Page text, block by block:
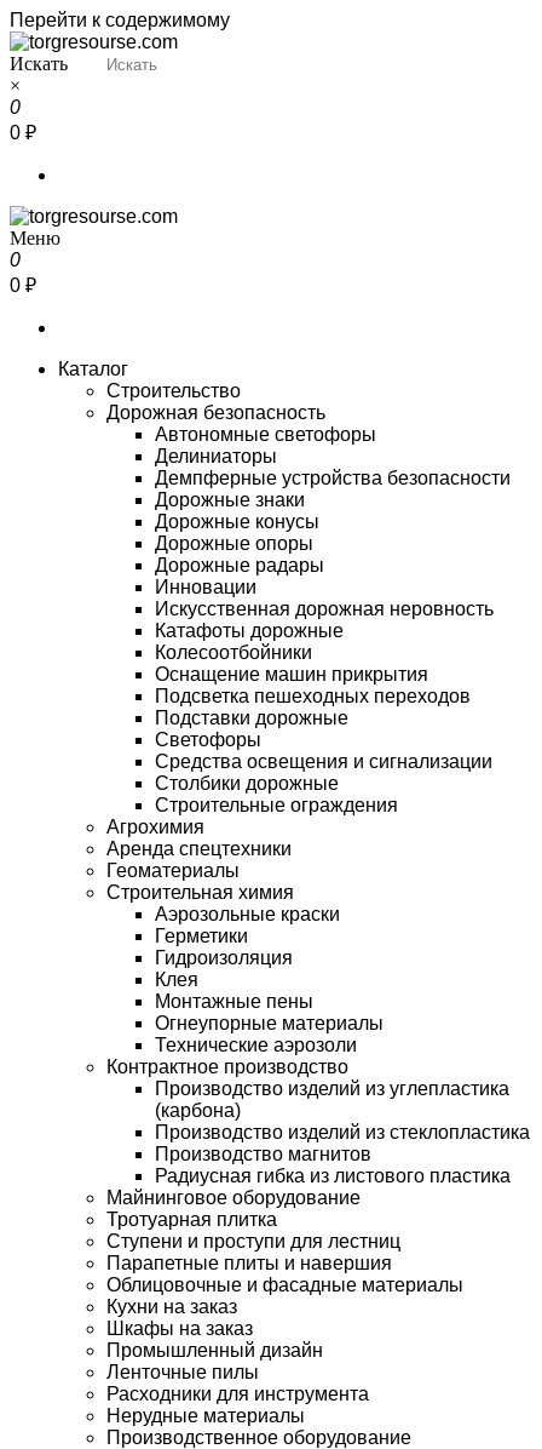
Перейти к содержимому
Torgresourse
Промышленный маркетплейс
Искать
×
0
0 ₽
Torgresourse
Промышленный маркетплейс
Меню
0
0 ₽
Каталог
Строительство
Дорожная безопасность
Автономные светофоры
Делиниаторы
Демпферные устройства безопасности
Дорожные знаки
Дорожные конусы
Дорожные опоры
Дорожные радары
Инновации
Искусственная дорожная неровность
Катафоты дорожные
Колесоотбойники
Оснащение машин прикрытия
Подсветка пешеходных переходов
Подставки дорожные
Светофоры
Средства освещения и сигнализации
Столбики дорожные
Строительные ограждения
Агрохимия
Аренда спецтехники
Геоматериалы
Строительная химия
Аэрозольные краски
Герметики
Гидроизоляция
Клея
Монтажные пены
Огнеупорные материалы
Технические аэрозоли
Контрактное производство
Производство изделий из углепластика
(карбона)
Производство изделий из стеклопластика
Производство магнитов
Радиусная гибка из листового пластика
Майнинговое оборудование
Тротуарная плитка
Ступени и проступи для лестниц
Парапетные плиты и навершия
Облицовочные и фасадные материалы
Кухни на заказ
Шкафы на заказ
Промышленный дизайн
Ленточные пилы
Расходники для инструмента
Нерудные материалы
Производственное оборудование